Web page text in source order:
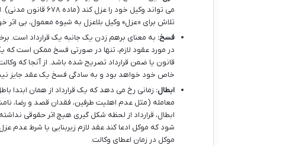
می تواند وکیل خود را عزل کند (ماده ۶۷۸ قانون مدنی). اما در
تلاش برای «عزل» وکیل بلاعزل به شیوه معمول، بی
فسخ: به معنای برهم زدن یک جانبه یک قرارداد است.
در مورد عقود لازم، تنها در صورتی فسخ ممکن است که
قانون یا ضمن قرارداد تصریح شده باشد. از آنجا که
خاص خود خواهد بود و به سادگی فسخ یک عقد جایز
ابطال: زمانی رخ می دهد که یک قرارداد از همان
معامله (مثل عدم اهلیت طرفین، فقدان قصد و رضا،
ابطال، قرارداد از لحظه شکل گیری هیچ اثر حقوقی
شود که موکل ادعا کند عقد لازم زیربنایی یا شرط عدم
موکل در زمان اعطای وکالت.